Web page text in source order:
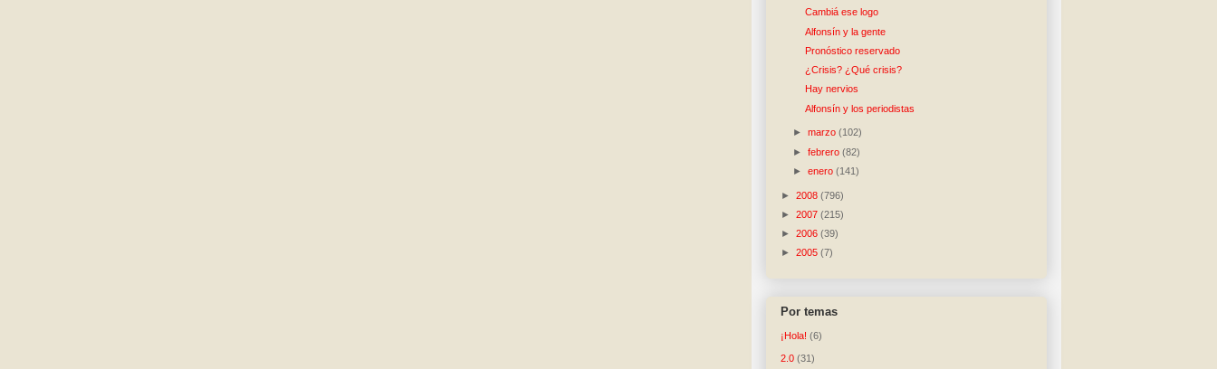
Cambiá ese logo
Alfonsín y la gente
Pronóstico reservado
¿Crisis? ¿Qué crisis?
Hay nervios
Alfonsín y los periodistas
►marzo(102)
►febrero(82)
►enero(141)
► 2008 (796)
► 2007 (215)
► 2006 (39)
► 2005 (7)
Por temas
¡Hola! (6)
2.0 (31)